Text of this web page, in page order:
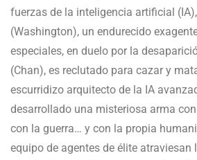
fuerzas de la inteligencia artificial
(Washington), un endurecido
especiales, en duelo por la
(Chan), es reclutado para cazar y
escurridizo arquitecto de la IA
desarrollado una misteriosa arma
con la guerra… y con la propia
equipo de agentes de élite atraviesan